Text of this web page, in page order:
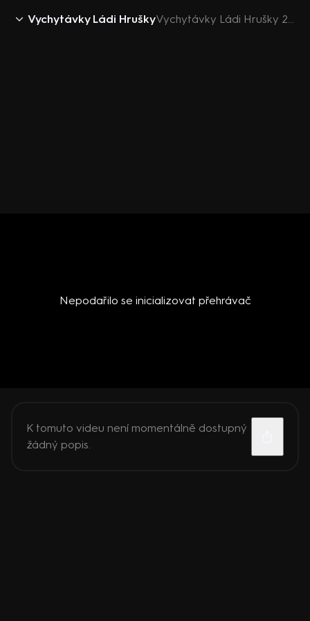
Vychytávky Ládi Hrušky Vychytávky Ládi Hrušky 2018 (25): Česneková sůl
Nepodařilo se inicializovat přehrávač
K tomuto videu není momentálně dostupný
žádný popis.